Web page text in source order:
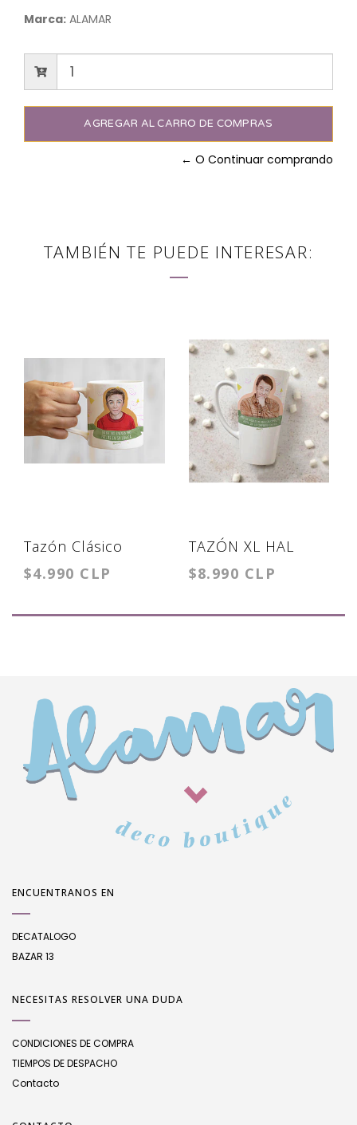
Marca: ALAMAR
← O Continuar comprando
TAMBIÉN TE PUEDE INTERESAR:
Tazón Clásico
MALCOLM
$4.990 CLP
TAZÓN XL HAL
AMO
$8.990 CLP
ENCUENTRANOS EN
DECATALOGO
BAZAR 13
NECESITAS RESOLVER UNA DUDA
CONDICIONES DE COMPRA
TIEMPOS DE DESPACHO
Contacto